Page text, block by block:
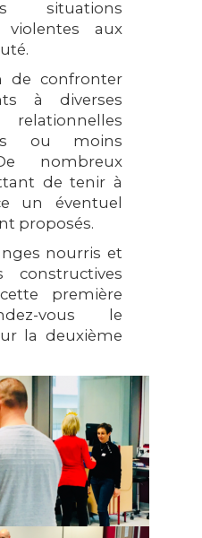
situations
violentes aux
de confronter
à diverses
ou moins
nombreux
de tenir à
un éventuel
proposés.
nourris et
constructives
première
vous le
la deuxième